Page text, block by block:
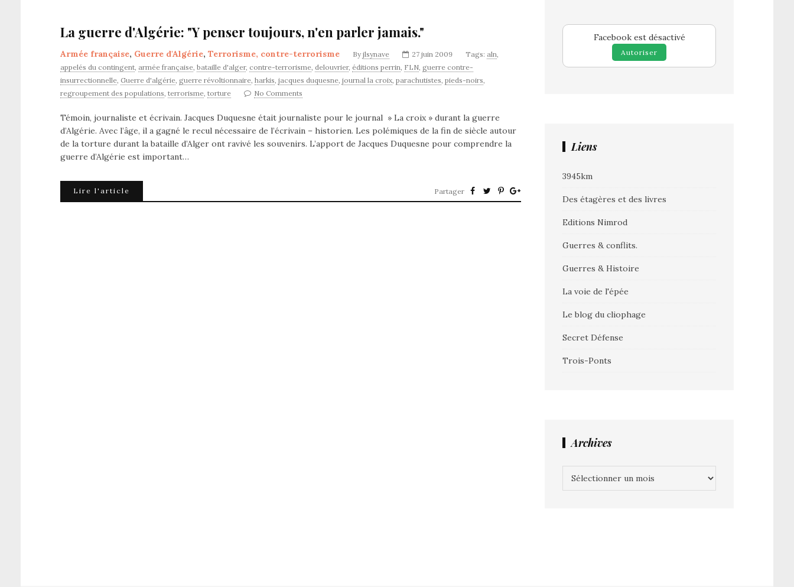
La guerre d'Algérie: "Y penser toujours, n'en parler jamais."
Armée française, Guerre d'Algérie, Terrorisme, contre-terrorisme By jlsynave 27 juin 2009 Tags: aln,
appelés du contingent, armée française, bataille d'alger, contre-terrorisme, delouvrier, éditions perrin, FLN, guerre contre-
insurrectionnelle, Guerre d'algérie, guerre révoltionnaire, harkis, jacques duquesne, journal la croix, parachutistes, pieds-noirs,
regroupement des populations, terrorisme, torture No Comments
Témoin, journaliste et écrivain. Jacques Duquesne était journaliste pour le journal » La croix » durant la guerre
d’Algérie. Avec l’âge, il a gagné le recul nécessaire de l’écrivain – historien. Les polémiques de la fin de siècle autour
de la torture durant la bataille d’Alger ont ravivé les souvenirs. L’apport de Jacques Duquesne pour comprendre la
guerre d’Algérie est important…
Lire l'article Partager
Facebook est désactivé
Autoriser
Liens
3945km
Des étagères et des livres
Editions Nimrod
Guerres & conflits.
Guerres & Histoire
La voie de l'épée
Le blog du cliophage
Secret Défense
Trois-Ponts
Archives